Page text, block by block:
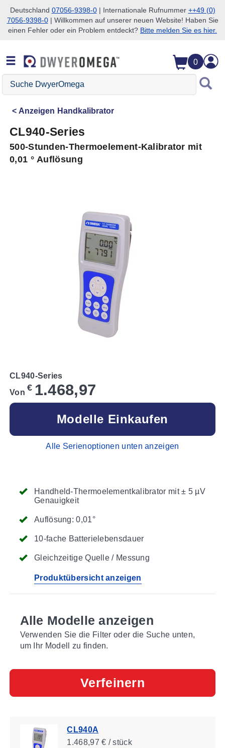
Zum Suchen überspringen
Zum Hauptinhalt überspringen
Zur Navigation überspringen
Deutschland 07056-9398-0| Internationale Rufnummer ++49 (0)
7056-9398-0| Willkommen auf unserer neuen Website! Haben Sie
einen Fehler oder ein Problem entdeckt? Bitte melden Sie es hier.
0
Suche
DwyerOmega
Anzeigen Handkalibrator
CL940-Series
500-Stunden-Thermoelement-Kalibrator mit
0,01 ° Auflösung
Handheld-Thermoelementkalibrator mit ± 5 µV
Genauigkeit
Auflösung: 0,01°
10-fache Batterielebensdauer
Gleichzeitige Quelle / Messung
Produktübersicht anzeigen
CL940-Series
Von € 1.468,97
Modelle Einkaufen
Alle Serienoptionen unten anzeigen
Alle Modelle anzeigen
Verwenden Sie die Filter oder die Suche unten,
um Ihr Modell zu finden.
Verfeinern
CL940A
1.468,97 € / stück